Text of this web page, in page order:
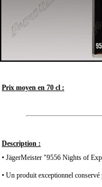
Prix moyen en 70 cl :
Description :
• JägerMeister "9556 Nights of
• Un produit exceptionnel conservé